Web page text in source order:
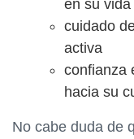
en su
cuidado
activa
confianza
hacia su
No cabe duda de